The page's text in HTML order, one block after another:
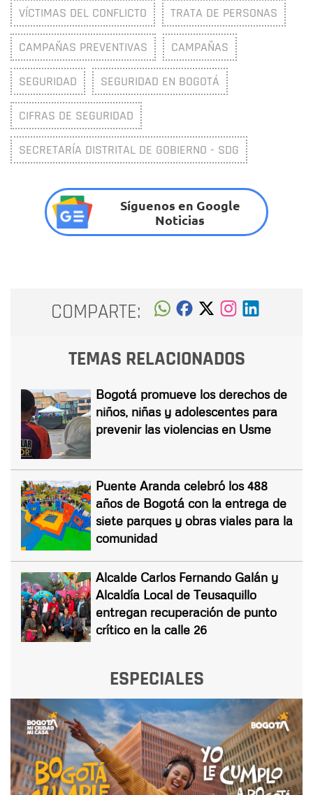
VÍCTIMAS DEL CONFLICTO TRATA DE PERSONAS
CAMPAÑAS PREVENTIVAS CAMPAÑAS
SEGURIDAD SEGURIDAD EN BOGOTÁ
CIFRAS DE SEGURIDAD
SECRETARÍA DISTRITAL DE GOBIERNO - SDG
Síguenos en Google
Noticias
COMPARTE:
TEMAS RELACIONADOS
Bogotá promueve los derechos de
niños, niñas y adolescentes para
prevenir las violencias en Usme
Puente Aranda celebró los 488
años de Bogotá con la entrega de
siete parques y obras viales para la
comunidad
Alcalde Carlos Fernando Galán y
Alcaldía Local de Teusaquillo
entregan recuperación de punto
crítico en la calle 26
ESPECIALES